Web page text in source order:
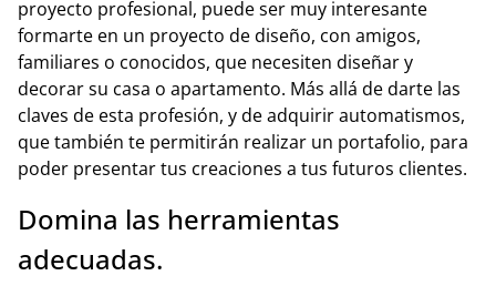
proyecto profesional, puede ser muy interesante
formarte en un proyecto de diseño, con amigos,
familiares o conocidos, que necesiten diseñar y
decorar su casa o apartamento. Más allá de darte las
claves de esta profesión, y de adquirir automatismos,
que también te permitirán realizar un portafolio, para
poder presentar tus creaciones a tus futuros clientes.
Domina las herramientas
adecuadas.